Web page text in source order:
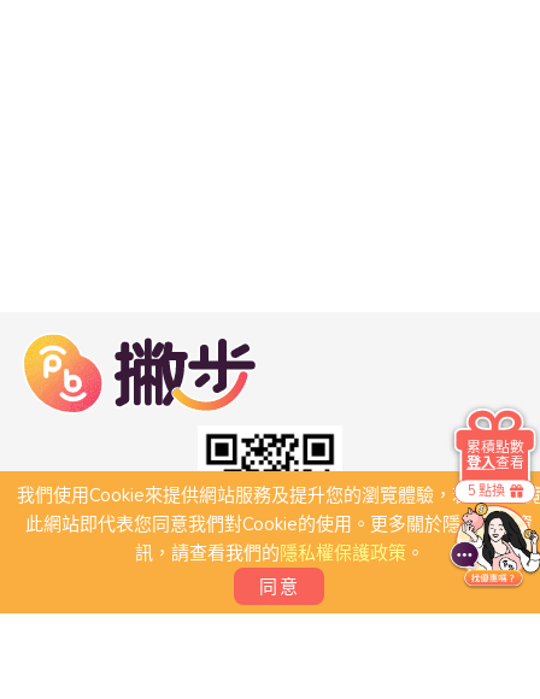
關於我們
常見問題
我們使用Cookie來提供網站服務及提升您的瀏覽體驗，若繼續瀏
此網站即代表您同意我們對Cookie的使用。更多關於隱私保護資
訊，請查看我們的隱私權保護政策。
同意
5 點換
累積點數
登入查看